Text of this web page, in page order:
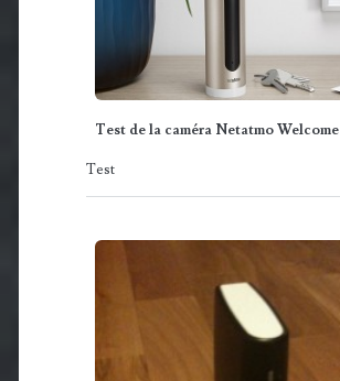
Test de la caméra Netatmo Welcome
Test